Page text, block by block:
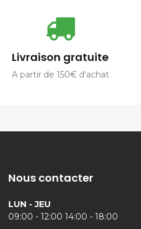
Livraison gratuite
A partir de 150€ d'achat
Nous contacter
LUN - JEU
09:00 - 12:00 14:00 - 18:00